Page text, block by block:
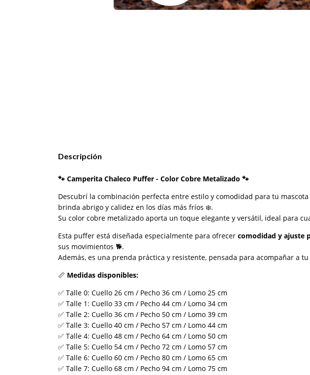
Descripción
🐾 Camperita Chaleco Puffer - Color Cobre Metalizado 🐾
Descubrí la combinación perfecta entre estilo y comodidad para tu
brinda abrigo y calidez en los días más fríos ❄️.
Su color cobre metalizado aporta un toque elegante y versátil, ideal para
Esta puffer está diseñada especialmente para ofrecer comodidad y ajuste
sus movimientos 🐕.
Además, es una prenda práctica y resistente, pensada para acompañar a
📏 Medidas disponibles:
✅ Talle 0: Cuello 26 cm / Pecho 36 cm / Lomo 25 cm
✅ Talle 1: Cuello 33 cm / Pecho 44 cm / Lomo 34 cm
✅ Talle 2: Cuello 36 cm / Pecho 50 cm / Lomo 39 cm
✅ Talle 3: Cuello 40 cm / Pecho 57 cm / Lomo 44 cm
✅ Talle 4: Cuello 48 cm / Pecho 64 cm / Lomo 50 cm
✅ Talle 5: Cuello 54 cm / Pecho 72 cm / Lomo 57 cm
✅ Talle 6: Cuello 60 cm / Pecho 80 cm / Lomo 65 cm
✅ Talle 7: Cuello 68 cm / Pecho 94 cm / Lomo 75 cm